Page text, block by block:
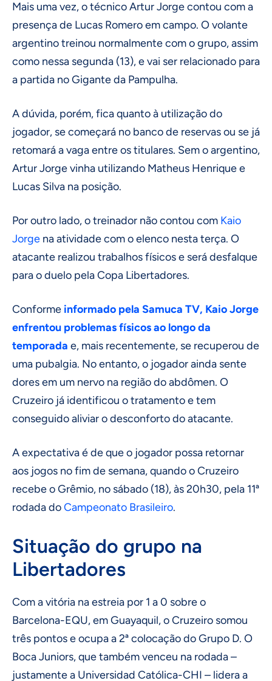
Mais uma vez, o técnico Artur Jorge contou com a
presença de Lucas Romero em campo. O volante
argentino treinou normalmente com o grupo, assim
como nessa segunda (13), e vai ser relacionado para
a partida no Gigante da Pampulha.
A dúvida, porém, fica quanto à utilização do
jogador, se começará no banco de reservas ou se já
retomará a vaga entre os titulares. Sem o argentino,
Artur Jorge vinha utilizando Matheus Henrique e
Lucas Silva na posição.
Por outro lado, o treinador não contou com Kaio
Jorge na atividade com o elenco nesta terça. O
atacante realizou trabalhos físicos e será desfalque
para o duelo pela Copa Libertadores.
Conforme informado pela Samuca TV, Kaio Jorge
enfrentou problemas físicos ao longo da
temporada e, mais recentemente, se recuperou de
uma pubalgia. No entanto, o jogador ainda sente
dores em um nervo na região do abdômen. O
Cruzeiro já identificou o tratamento e tem
conseguido aliviar o desconforto do atacante.
A expectativa é de que o jogador possa retornar
aos jogos no fim de semana, quando o Cruzeiro
recebe o Grêmio, no sábado (18), às 20h30, pela 11ª
rodada doCampeonato Brasileiro.
Situação do grupo na
Libertadores
Com a vitória na estreia por 1 a 0 sobre o
Barcelona-EQU, em Guayaquil, o Cruzeiro somou
três pontos e ocupa a 2ª colocação do Grupo D. O
Boca Juniors, que também venceu na rodada –
justamente a Universidad Católica-CHI – lidera a